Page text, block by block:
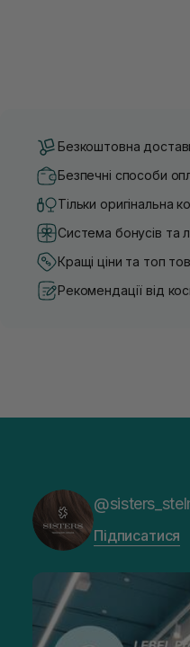
Безкоштовна
Безпечні способи
Тільки оригінальна
Система бонусів та
Кращі ціни та топ
Рекомендації від
Підписатися